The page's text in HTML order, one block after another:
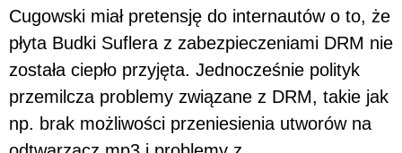
Cugowski miał pretensję do internautów o to, że
płyta Budki Suflera z zabezpieczeniami DRM nie
została ciepło przyjęta. Jednocześnie polityk
przemilcza problemy związane z DRM, takie jak
np. brak możliwości przeniesienia utworów na